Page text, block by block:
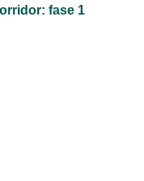
fase 1